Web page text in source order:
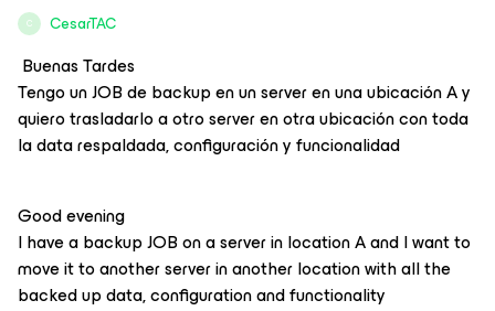
C CesarTAC
Buenas Tardes
Tengo un JOB de backup en un server en una ubicación A y
quiero trasladarlo a otro server en otra ubicación con toda
la data respaldada, configuración y funcionalidad
Good evening
I have a backup JOB on a server in location A and I want to
move it to another server in another location with all the
backed up data, configuration and functionality